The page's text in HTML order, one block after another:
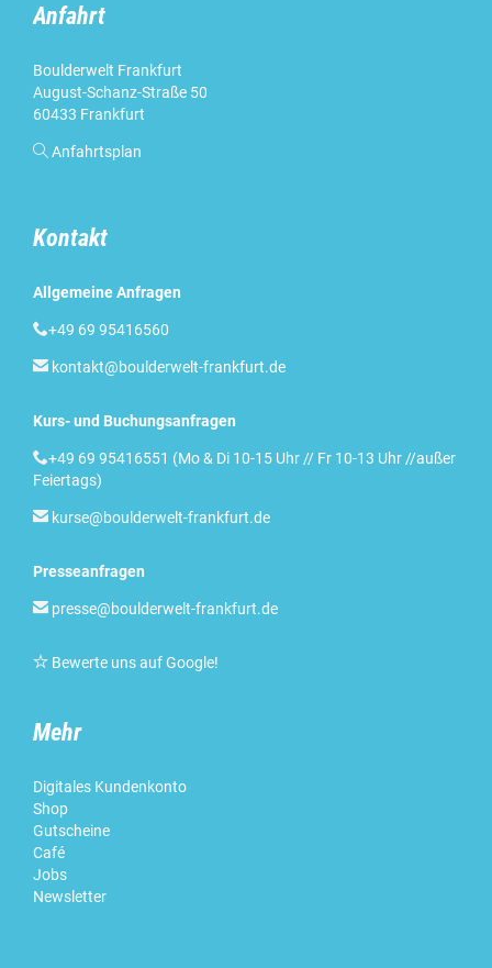
Anfahrt
Boulderwelt Frankfurt
August-Schanz-Straße 50
60433 Frankfurt
 Anfahrtsplan
Kontakt
Allgemeine Anfragen
+49 69 95416560
 kontakt@boulderwelt-frankfurt.de
Kurs- und Buchungsanfragen
+49 69 95416551 (Mo & Di 10-15 Uhr // Fr 10-13 Uhr //außer
Feiertags)
 kurse@boulderwelt-frankfurt.de
Presseanfragen
 presse@boulderwelt-frankfurt.de
 Bewerte uns auf Google!
Mehr
Digitales Kundenkonto
Shop
Gutscheine
Café
Jobs
Newsletter